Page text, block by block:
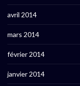
avril 2014
mars 2014
février 2014
janvier 2014